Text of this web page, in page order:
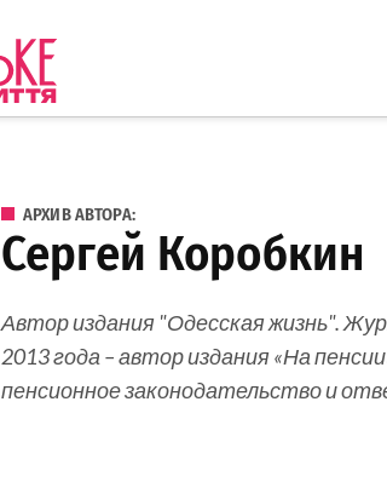
АРХИВ АВТОРА:
Сергей Коробкин
Автор издания "Одесская жизнь".
2013 года – автор издания «На
пенсионное законодательство и